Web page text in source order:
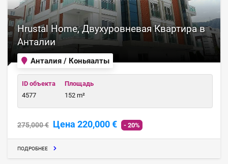
Анталия / Коньяалты
Hrustal Home, Двухуровневая Квартира в
Анталии
ID объекта
4577
Площадь
152 m²
275,000 € Цена 220,000 € - 20%
ПОДРОБНЕЕ